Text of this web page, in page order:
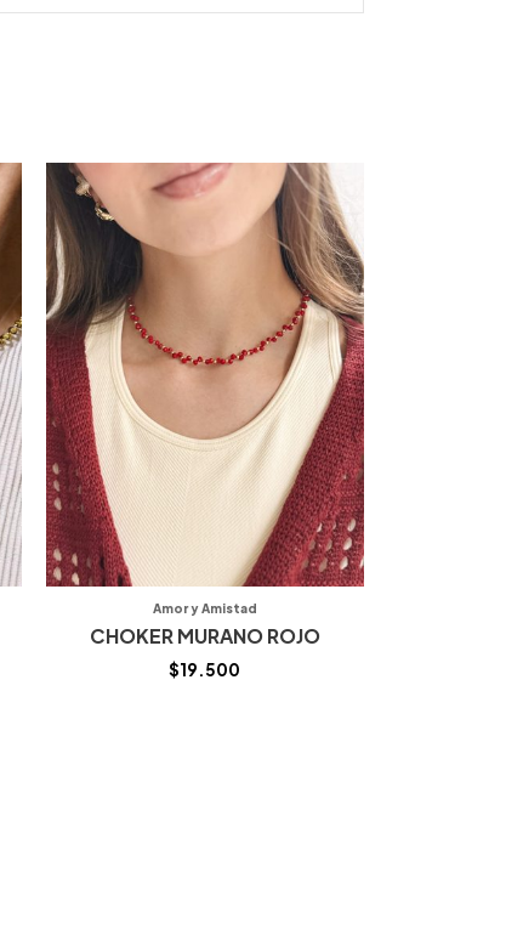
Amor y Amistad
CHOKER MURANO ROJO
$19.500